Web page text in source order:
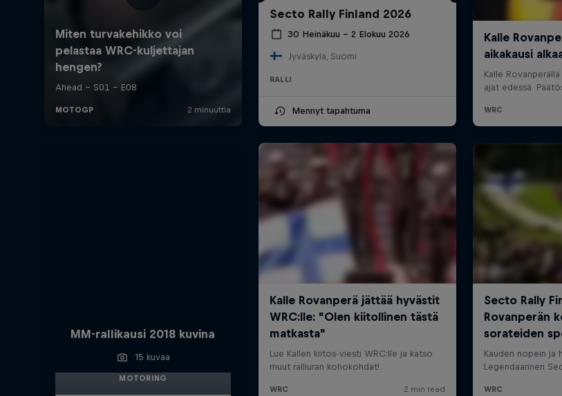
Secto Rally Finland 2026
30 Heinäkuu – 2 Elokuu 2026
Jyväskylä, Suomi
RALLI
Mennyt tapahtuma
MM-rallikausi 2018 kuvina
15 kuvaa
MOTORING